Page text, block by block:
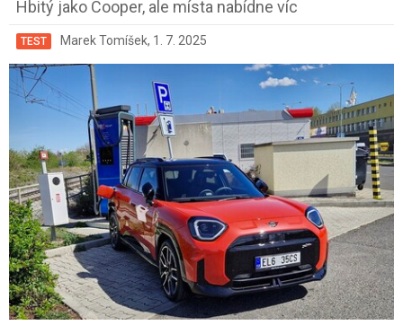
Hbitý jako Cooper, ale místa nabídne víc
TEST Marek Tomíšek, 1. 7. 2025